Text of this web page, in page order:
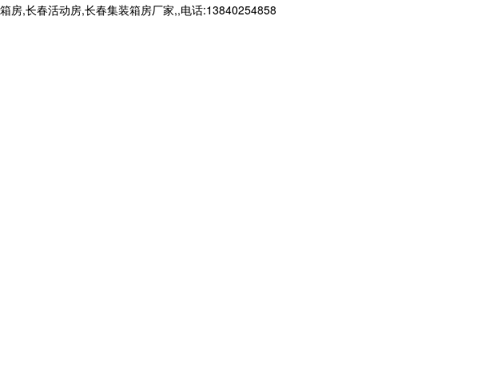
房,长春活动房,长春集装箱房厂家,,电话:13840254858